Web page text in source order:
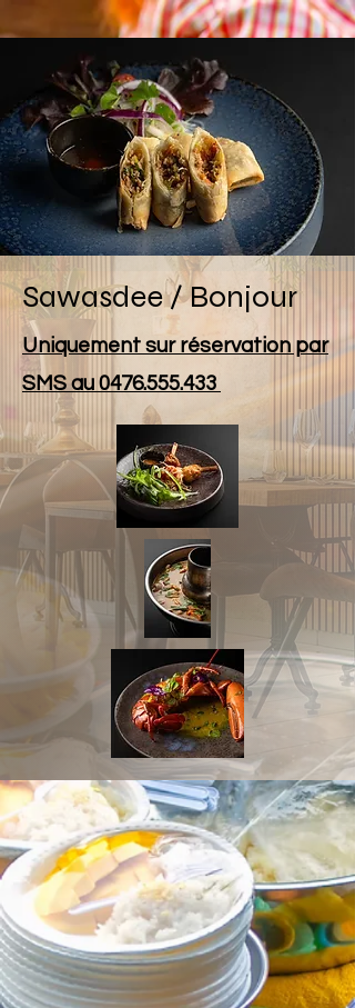
Sawasdee / Bonjour
Uniquement sur réservation par
SMS au 0476.555.433